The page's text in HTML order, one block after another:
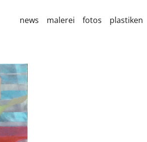
news malerei fotos plastiken